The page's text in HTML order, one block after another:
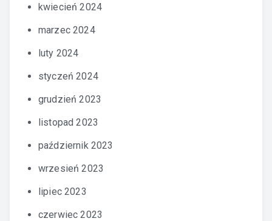
kwiecień 2024
marzec 2024
luty 2024
styczeń 2024
grudzień 2023
listopad 2023
październik 2023
wrzesień 2023
lipiec 2023
czerwiec 2023